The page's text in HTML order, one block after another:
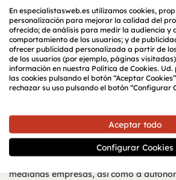
Tener todo en orden no solo agilizará el
sino que también aumentará tus
Recuerda que el Kit Digital está
digitalización de las pequeñas y
que demostrar tu compromiso con la
puede ser un factor clave en la
¿Qué es el Kit Digital y
El Kit Digital es un programa impulsado
medianas empresas, así como a
En especialistasweb.es utilizamos cookies,
personalización para mejorar la calidad del
ofrecido; de análisis para medir la audiencia y
comportamiento de los usuarios; y de
ofrecer publicidad personalizada a partir de
de los usuarios (por ejemplo, páginas
información en nuestra Política de Cookies.
las cookies pulsando el botón “Aceptar
rechazar su uso pulsando el botón “Configurar
Aceptar todo
Configurar Cookies